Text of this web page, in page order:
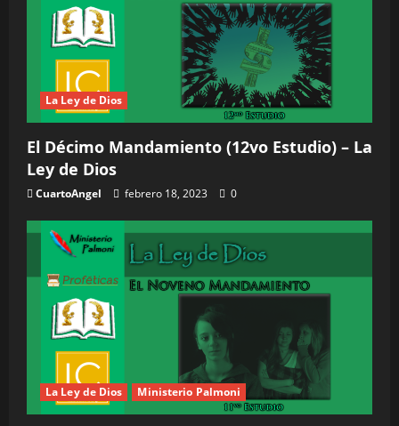
La Ley de Dios
El Décimo Mandamiento (12vo Estudio) – La
Ley de Dios
CuartoAngel febrero 18, 2023 0
La Ley de Dios Ministerio Palmoni